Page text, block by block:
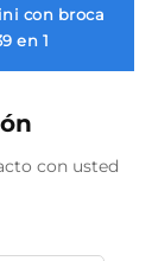
con broca
en 1
con usted